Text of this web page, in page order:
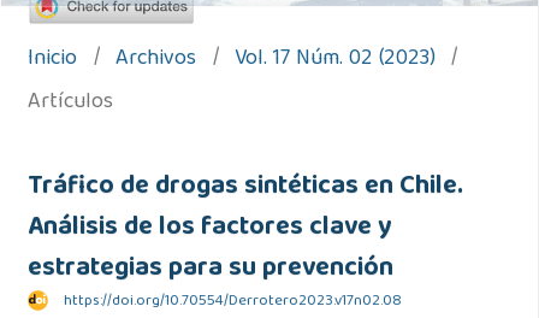
Inicio / Archivos / Vol. 17 Núm. 02 (2023) /
Artículos
Tráfico de drogas sintéticas en Chile.
Análisis de los factores clave y
estrategias para su prevención
https://doi.org/10.70554/Derrotero2023.v17n02.08